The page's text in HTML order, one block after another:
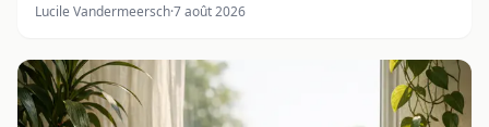
Lucile Vandermeersch·7 août 2026